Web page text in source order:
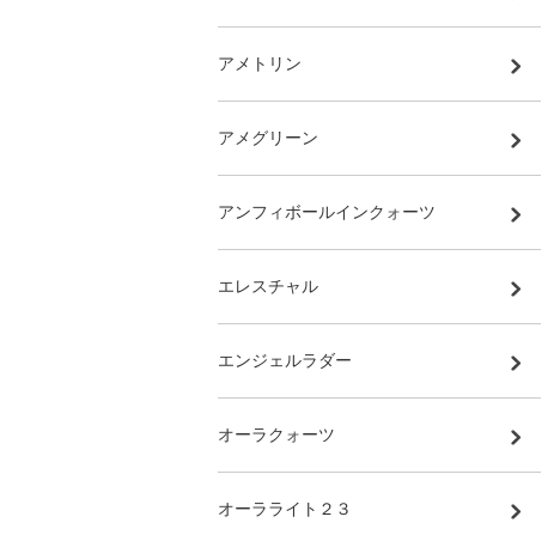
アメトリン
アメグリーン
アンフィボールインクォーツ
エレスチャル
エンジェルラダー
オーラクォーツ
オーラライト２３